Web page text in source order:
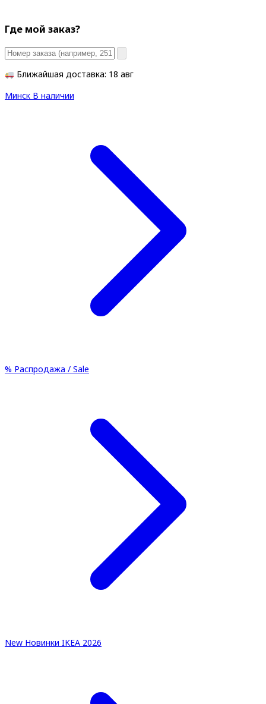
Где мой заказ?
Ближайшая доставка: 18 авг
Минск В наличии
% Распродажа / Sale
New Новинки IKEA 2026